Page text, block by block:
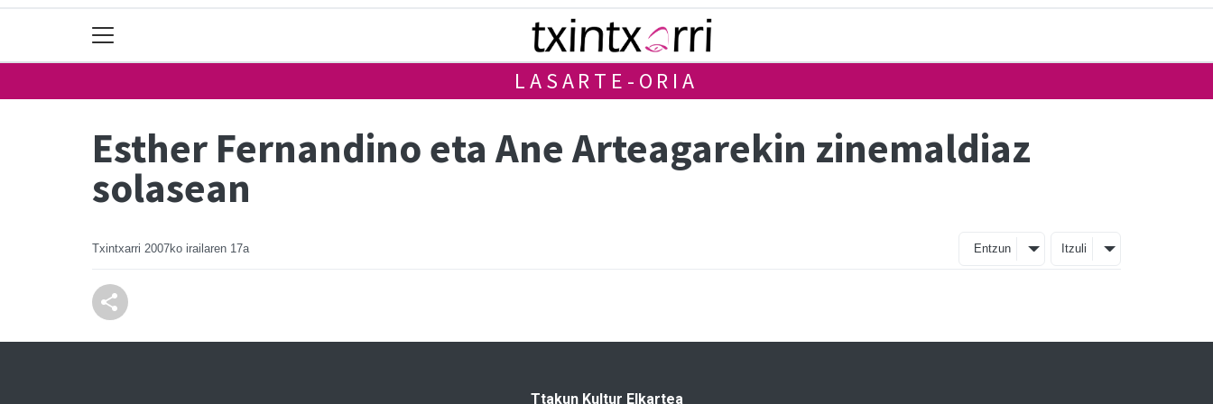
LASARTE-ORIA
Esther Fernandino eta Ane Arteagarekin zinemaldiaz
solasean
Txintxarri 2007ko irailaren 17a Entzun Itzuli
Ttakun Kultur Elkartea